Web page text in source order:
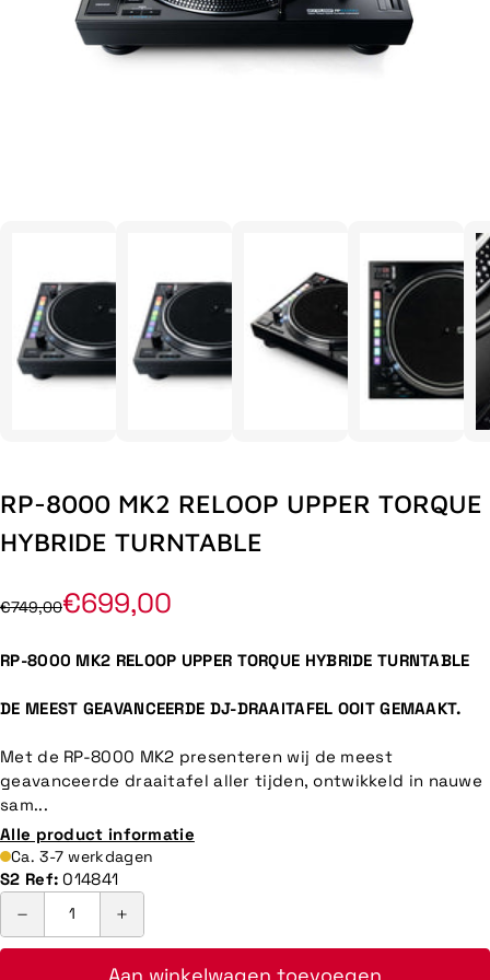
RP-8000 MK2 RELOOP UPPER TORQUE
HYBRIDE TURNTABLE
€749,00€699,00
RP-8000 MK2 RELOOP UPPER TORQUE HYBRIDE TURNTABLE
DE MEEST GEAVANCEERDE DJ-DRAAITAFEL OOIT GEMAAKT.
Met de RP-8000 MK2 presenteren wij de meest
geavanceerde draaitafel aller tijden, ontwikkeld in nauwe
sam...
Alle product informatie
Ca. 3-7 werkdagen
S2 Ref: 014841